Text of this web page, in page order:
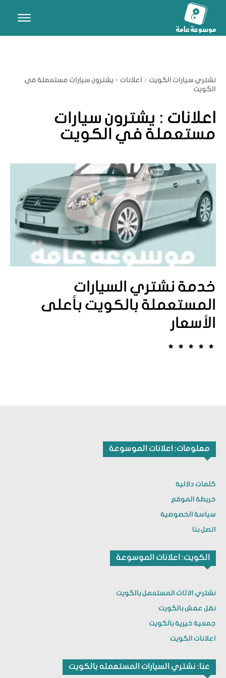
نشتري سيارات الكويت اعلانات
يشترون سيارات مستعملة في
الكويت
اعلانات : يشترون سيارات
مستعملة في الكويت
خدمة نشتري السيارات
المستعملة بالكويت بأعلى
الأسعار
معلومات: اعلانات الموسوعة
كلمات دلالية
خريطة الموقع
سياسة الخصوصية
اتصل بنا
الكويت: اعلانات الموسوعة
نشتري الاثاث المستعمل بالكويت
نقل عفش بالكويت
جمعية خيرية بالكويت
اعلانات الكويت
عنا: نشتري السيارات المستعمله بالكويت